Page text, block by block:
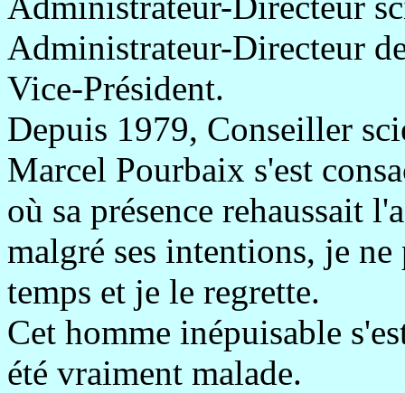
Administrateur-Directeur
Vice-Président.
Depuis 1979, Conseiller
Marcel Pourbaix s'est
où sa présence rehaussait
malgré ses intentions, je
temps et je le regrette.
Cet homme inépuisable
été vraiment malade.